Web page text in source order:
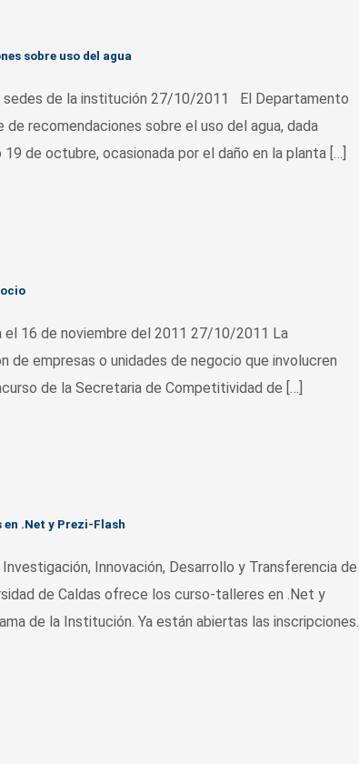
sobre uso del agua
sedes de la institución 27/10/2011 El Departamento
de recomendaciones sobre el uso del agua, dada
de octubre, ocasionada por el daño en la planta […]
16 de noviembre del 2011 27/10/2011 La
empresas o unidades de negocio que involucren
de la Secretaria de Competitividad de […]
.Net y Prezi-Flash
Innovación, Desarrollo y Transferencia de
de Caldas ofrece los curso-talleres en .Net y
de la Institución. Ya están abiertas las inscripciones.